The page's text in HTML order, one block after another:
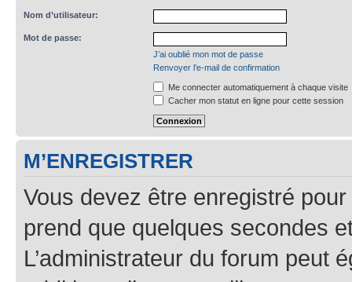
Nom d’utilisateur:
Mot de passe:
J’ai oublié mon mot de passe
Renvoyer l’e-mail de confirmation
Me connecter automatiquement à chaque visite
Cacher mon statut en ligne pour cette session
M’ENREGISTRER
Vous devez être enregistré
prend que quelques secondes
L’administrateur du forum peut